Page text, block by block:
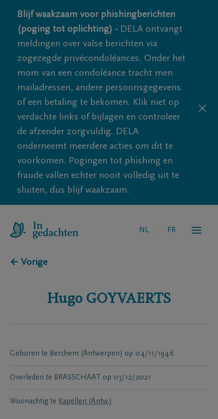
Blijf waakzaam voor phishingberichten
(poging tot oplichting) - DELA ontvangt
meldingen over valse berichten via
zogezegde privécondoléances. Onder het
mom van een condoléance tracht men
mailadressen, andere persoonsgegevens
of een betaling te bekomen. Klik niet op
verdachte links of bijlagen en controleer
de afzender zorgvuldig. DELA
onderneemt meerdere acties om dit te
voorkomen. Pogingen tot phishing en
fraude vallen echter nooit volledig uit te
sluiten, dus blijf waakzaam.
NL FR
← Vorige
Hugo GOYVAERTS
Geboren te Berchem (Antwerpen) op 04/11/1946
Overleden te BRASSCHAAT op 03/12/2021
Woonachtig te Kapellen (Antw.)